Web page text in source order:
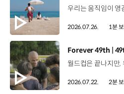
2026.07.26. 1분 보
[동영상]
2026.07.22. 2분 보